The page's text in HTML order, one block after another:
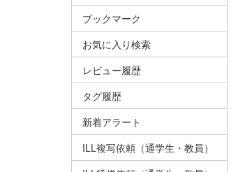
ブックマーク
お気に入り検索
レビュー履歴
タグ履歴
新着アラート
ILL複写依頼（通学生・教員）